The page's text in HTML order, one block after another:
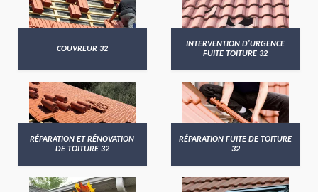
COUVREUR 32
INTERVENTION D'URGENCE
FUITE TOITURE 32
RÉPARATION ET RÉNOVATION
DE TOITURE 32
RÉPARATION FUITE DE TOITURE
32